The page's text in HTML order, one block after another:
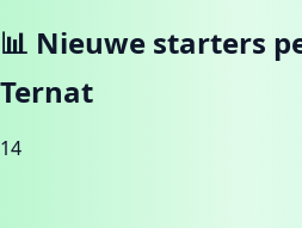
📊 Nieuwe starters
Ternat
14